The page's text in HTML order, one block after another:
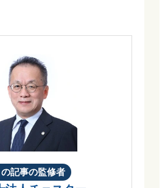
の記事の監修者